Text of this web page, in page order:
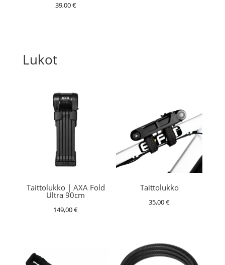
39,00€
Lukot
Taittolukko | AXA Fold
Ultra 90cm
149,00€
Taittolukko
35,00€